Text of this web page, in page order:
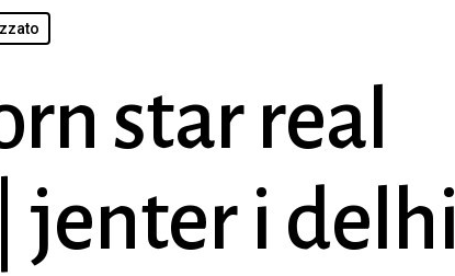
star real
jenter i delhi